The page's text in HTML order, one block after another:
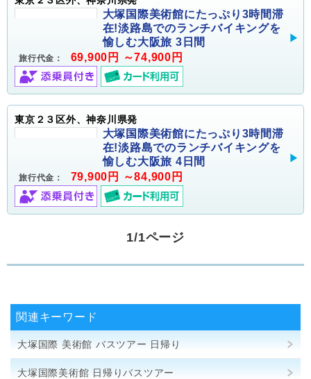
大塚国際美術館にたっぷり3時間滞
在!淡路島でのランチバイキングを
愉しむ大阪旅 3日間
旅行代金： 69,900円 ～74,900円
東京２３区外、神奈川県発
大塚国際美術館にたっぷり3時間滞
在!淡路島でのランチバイキングを
愉しむ大阪旅 4日間
旅行代金： 79,900円 ～84,900円
1/1ページ
関連キーワード
大塚国際 美術館 バスツアー 日帰り
大塚国際美術館 日帰りバスツアー